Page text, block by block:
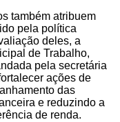
também atribuem
pela política
deles, a
de Trabalho,
pela secretária
ações de
das
e reduzindo a
de renda.